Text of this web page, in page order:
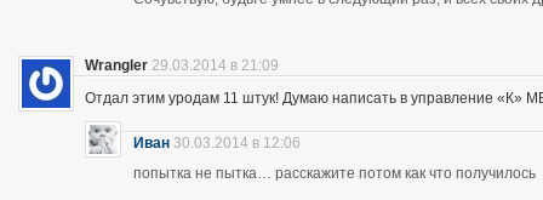
Wrangler 29.03.2014 в 21:09
Отдал этим уродам 11 штук! Думаю написать в управление «К»
Иван 30.03.2014 в 12:06
попытка не пытка… расскажите потом как что получилось